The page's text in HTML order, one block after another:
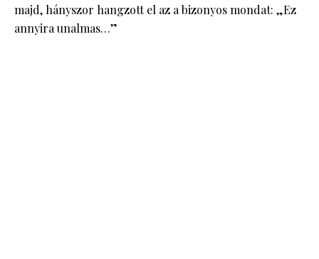
majd, hányszor hangzott el az a bizonyos mondat: „Ez
annyira unalmas…”